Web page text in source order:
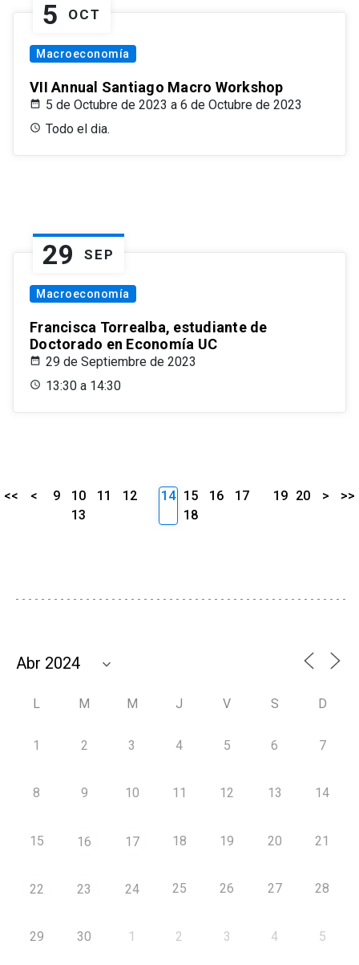
5 OCT
Macroeconomía
VII Annual Santiago Macro Workshop
5 de Octubre de 2023 a 6 de Octubre de 2023
Todo el dia.
29 SEP
Macroeconomía
Francisca Torrealba, estudiante de
Doctorado en Economía UC
29 de Septiembre de 2023
13:30 a 14:30
<< < 9 10 11
12
13
14 15 16
17
18
19 20 > >>
L M M J V S D
1 2 3 4 5 6 7
8 9 10 11 12 13 14
15 16 17 18 19 20 21
22 23 24 25 26 27 28
29 30 1 2 3 4 5